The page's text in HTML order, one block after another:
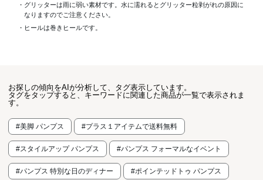
・グリッターは雨に弱い素材です。水に濡れるとグリッター粒剥がれの原因に
なりますのでご注意ください。
・ヒールは巻きヒールです。
お探しの傾向をAIが分析して、タグ表示しています。
タグをタップすると、キーワードに関連した商品が一覧で表示されま
す。
#美脚 パンプス #プラス１アイテムで送料無料
#スタイルアップ パンプス #パンプス フォーマルなイベント
#パンプス 特別な日のディナー #ポインテッドトゥ パンプス